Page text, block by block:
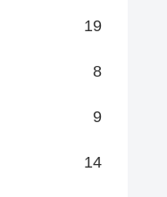
19
8
9
14